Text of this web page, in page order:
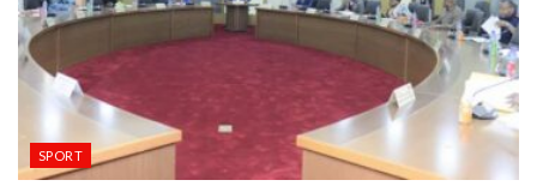
SPORT